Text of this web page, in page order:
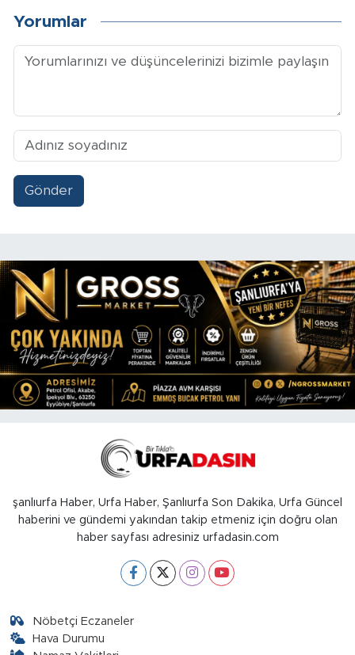
Yorumlar
Gönder
şanlıurfa Haber, Urfa Haber, Şanlıurfa Son Dakika, Urfa Güncel
haberini ve gündemi yakından takip etmeniz için doğru olan
haber sayfası adresiniz urfadasin.com
Nöbetçi Eczaneler
Hava Durumu